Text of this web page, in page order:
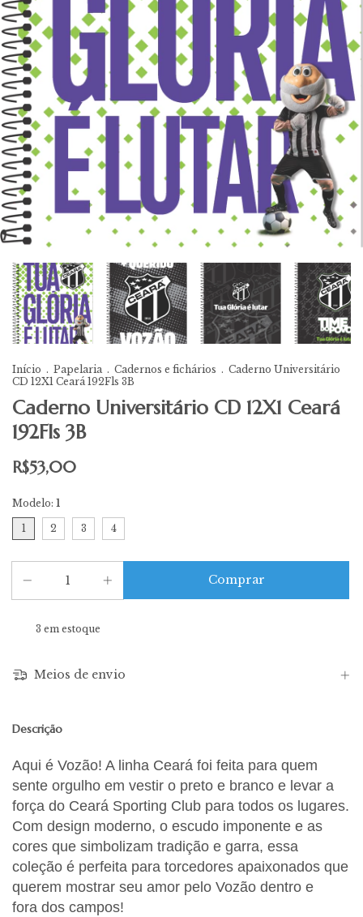
Início . Papelaria . Cadernos e fichários . Caderno Universitário
CD 12X1 Ceará 192Fls 3B
Caderno Universitário CD 12X1 Ceará
192Fls 3B
R$53,00
Modelo: 1
1 2 3 4
3 em estoque
Meios de envio
Descrição
Aqui é Vozão! A linha Ceará foi feita para quem
sente orgulho em vestir o preto e branco e levar a
força do Ceará Sporting Club para todos os lugares.
Com design moderno, o escudo imponente e as
cores que simbolizam tradição e garra, essa
coleção é perfeita para torcedores apaixonados que
querem mostrar seu amor pelo Vozão dentro e
fora dos campos!